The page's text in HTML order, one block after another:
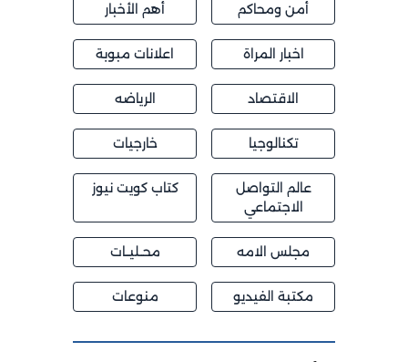
أمن ومحاكم أهم الأخبار
اخبار المراة اعلانات مبوبة
الاقتصاد الرياضه
تكنالوجيا خارجيات
عالم التواصل
الاجتماعي
كتاب كويت نيوز
مجلس الامه محــليــات
مكتبة الفيديو منوعات